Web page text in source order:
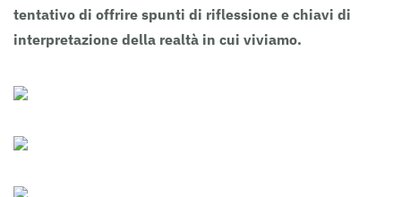
tentativo di offrire spunti di riflessione e chiavi di
interpretazione della realtà in cui viviamo.